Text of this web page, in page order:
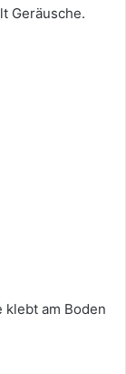
Geräusche.
am Boden